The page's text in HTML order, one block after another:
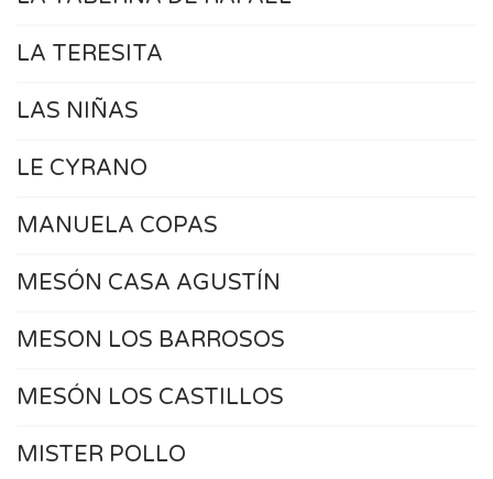
LA TERESITA
LAS NIÑAS
LE CYRANO
MANUELA COPAS
MESÓN CASA AGUSTÍN
MESON LOS BARROSOS
MESÓN LOS CASTILLOS
MISTER POLLO